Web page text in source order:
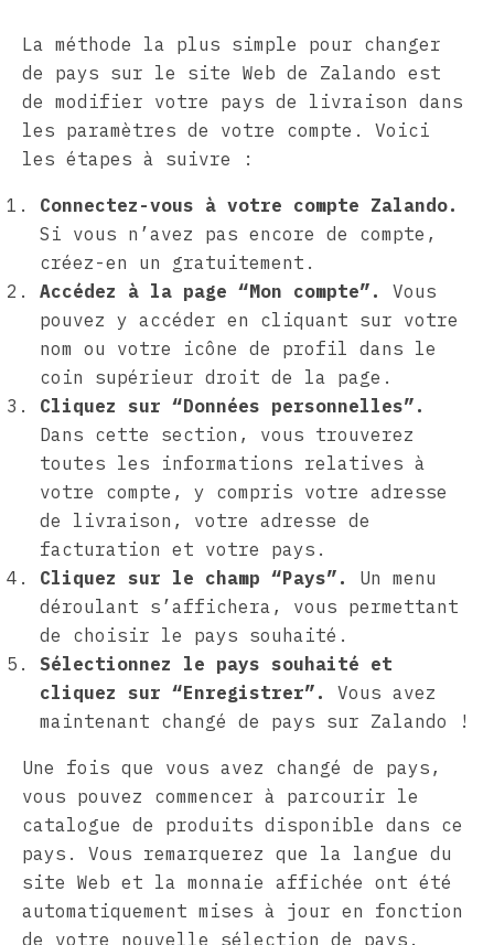
La méthode la plus simple pour changer
de pays sur le site Web de Zalando est
de modifier votre pays de livraison dans
les paramètres de votre compte. Voici
les étapes à suivre :
Connectez-vous à votre compte Zalando.
Si vous n’avez pas encore de compte,
créez-en un gratuitement.
Accédez à la page “Mon compte”.
Vous
pouvez y accéder en cliquant sur votre
nom ou votre icône de profil dans le
coin supérieur droit de la page.
Cliquez sur “Données personnelles”.
Dans cette section, vous trouverez
toutes les informations relatives à
votre compte, y compris votre adresse
de livraison, votre adresse de
facturation et votre pays.
Cliquez sur le champ “Pays”.
Un menu
déroulant s’affichera, vous permettant
de choisir le pays souhaité.
Sélectionnez le pays souhaité et
cliquez sur “Enregistrer”.
Vous avez
maintenant changé de pays sur Zalando !
Une fois que vous avez changé de pays,
vous pouvez commencer à parcourir le
catalogue de produits disponible dans ce
pays. Vous remarquerez que la langue du
site Web et la monnaie affichée ont été
automatiquement mises à jour en fonction
de votre nouvelle sélection de pays.